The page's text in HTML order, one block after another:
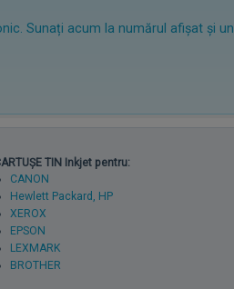
Sunați acum la numărul afișat și un
TIN Inkjet pentru:
CANON
Hewlett Packard, HP
XEROX
EPSON
LEXMARK
BROTHER